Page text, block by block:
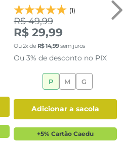
(1)
R$ 49,99
R$ 29,99
Ou2x de R$14,99sem juros
Ou 3% de desconto no PIX
P M G
adicionar a sacola
+5% Cartão Caedu